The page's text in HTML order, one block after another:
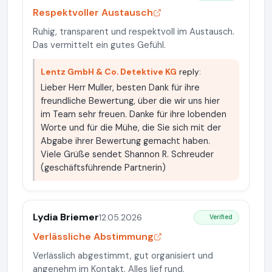
Respektvoller Austausch
Ruhig, transparent und respektvoll im Austausch.
Das vermittelt ein gutes Gefühl.
Lentz GmbH & Co. Detektive KG reply:
Lieber Herr Muller, besten Dank für ihre
freundliche Bewertung, über die wir uns hier
im Team sehr freuen. Danke für ihre lobenden
Worte und für die Mühe, die Sie sich mit der
Abgabe ihrer Bewertung gemacht haben.
Viele Grüße sendet Shannon R. Schreuder
(geschäftsführende Partnerin)
Lydia Briemer12.05.2026 Verified
Verlässliche Abstimmung
Verlässlich abgestimmt, gut organisiert und
angenehm im Kontakt. Alles lief rund.